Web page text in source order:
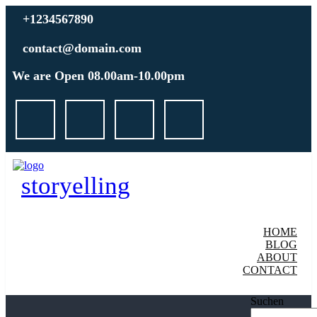
+1234567890
contact@domain.com
We are Open 08.00am-10.00pm
storyelling
HOME
BLOG
ABOUT
CONTACT
Suchen